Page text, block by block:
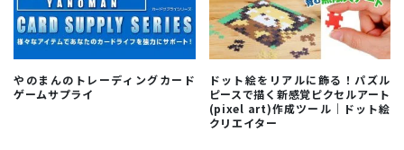
やのまんのトレーディングカード
ゲームサプライ
ドット絵をリアルに飾る！パズル
ピースで描く新感覚ピクセルアート
(pixel art)作成ツール｜ドット絵
クリエイター